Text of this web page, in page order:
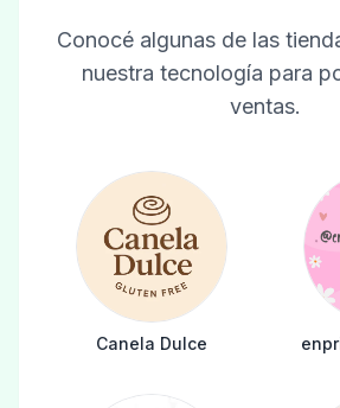
Conocé algunas de las
nuestra tecnología para
ventas.
Canela Dulce